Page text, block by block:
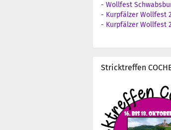
- Wollfest
- Kurpfälzer Wollfest
- Kurpfälzer Wollfest
Stricktreffen